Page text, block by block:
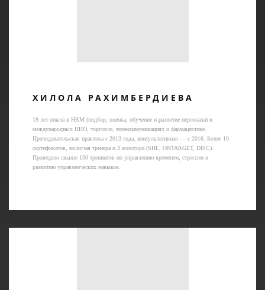
ХИЛОЛА РАХИМБЕРДИЕВА
19 лет опыта в HRM (подбор, оценка, обучение и развитие персонала) в
международных ННО, торговле, телекоммуникациях и фармацевтике.
Преподавательская практика с 2013 года, консультативная — с 2016. Более 10
сертификатов, включая тренера и 3 ассессора (SHL, ONTARGET, DISC).
Проведено свыше 150 тренингов по управлению временем, стрессом и
развитию управленческих навыков.